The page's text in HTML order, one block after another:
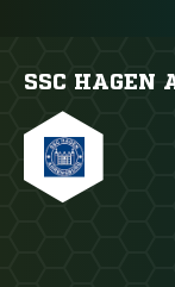
SSC HAGEN